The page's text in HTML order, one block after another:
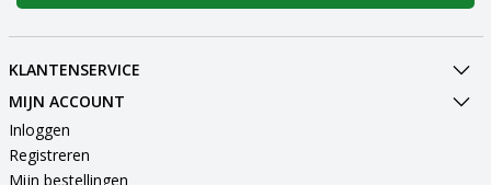
KLANTENSERVICE
MIJN ACCOUNT
Inloggen
Registreren
Mijn bestellingen